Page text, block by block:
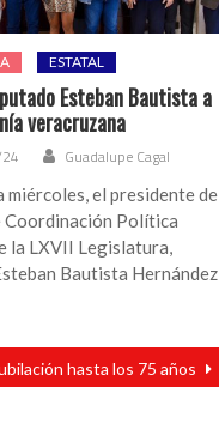
ESTATAL
Esteban Bautista a
veracruzana
Guadalupe Cagal
miércoles, el presidente de
Coordinación Política
la LXVII Legislatura,
Bautista
hasta los 75 años